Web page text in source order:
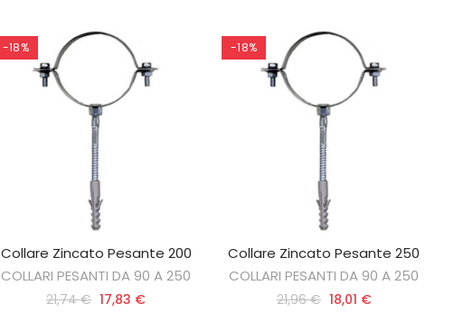
-18%
AGGIUNGI AL CARRELLO
Collare Zincato Pesante 200
COLLARI PESANTI DA 90 A 250
21,74 € 17,83 €
-18%
AGGIUNGI AL CARRELLO
Collare Zincato Pesante 250
COLLARI PESANTI DA 90 A 250
21,96 € 18,01 €